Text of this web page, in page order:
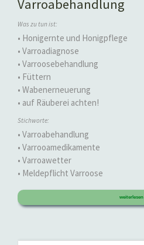
Varroabehandlung
Was zu tun ist:
• Honigernte und Honigpflege
• Varroadiagnose
• Varroosebehandlung
• Füttern
• Wabenerneuerung
• auf Räuberei achten!
Stichworte:
• Varroabehandlung
• Varrooamedikamente
• Varroawetter
• Meldepflicht Varroose
weiterlesen